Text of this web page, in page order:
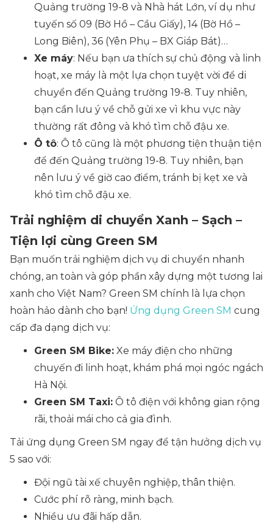
Quảng trường 19-8 và Nhà hát Lớn, ví dụ như
tuyến số 09 (Bờ Hồ – Cầu Giấy), 14 (Bờ Hồ –
Long Biên), 36 (Yên Phụ – BX Giáp Bát)…
Xe máy: Nếu bạn ưa thích sự chủ động và linh
hoạt, xe máy là một lựa chọn tuyệt vời để di
chuyển đến Quảng trường 19-8. Tuy nhiên,
bạn cần lưu ý về chỗ gửi xe vì khu vực này
thường rất đông và khó tìm chỗ đậu xe.
Ô tô: Ô tô cũng là một phương tiện thuận tiện
để đến Quảng trường 19-8. Tuy nhiên, bạn
nên lưu ý về giờ cao điểm, tránh bị kẹt xe và
khó tìm chỗ đậu xe.
Trải nghiệm di chuyển Xanh – Sạch –
Tiện lợi cùng Green SM
Bạn muốn trải nghiệm dịch vụ di chuyển nhanh
chóng, an toàn và góp phần xây dựng một tương lai
xanh cho Việt Nam? Green SM chính là lựa chọn
hoàn hảo dành cho bạn! Ứng dụng Green SM cung
cấp đa dạng dịch vụ:
Green SM Bike: Xe máy điện cho những
chuyến đi linh hoạt, khám phá mọi ngóc ngách
Hà Nội.
Green SM Taxi: Ô tô điện với không gian rộng
rãi, thoải mái cho cả gia đình.
Tải ứng dụng Green SM ngay để tận hưởng dịch vụ
5 sao với:
Đội ngũ tài xế chuyên nghiệp, thân thiện.
Cước phí rõ ràng, minh bạch.
Nhiều ưu đãi hấp dẫn.